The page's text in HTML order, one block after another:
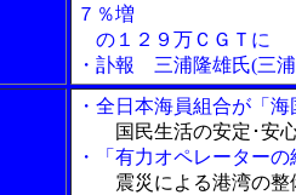
７％増
の１２９万ＣＧＴに
・訃報 三浦隆雄氏(三
・全日本海員組合が「
国民生活の安定･安
・「有力オペレーターの
震災による港湾の整